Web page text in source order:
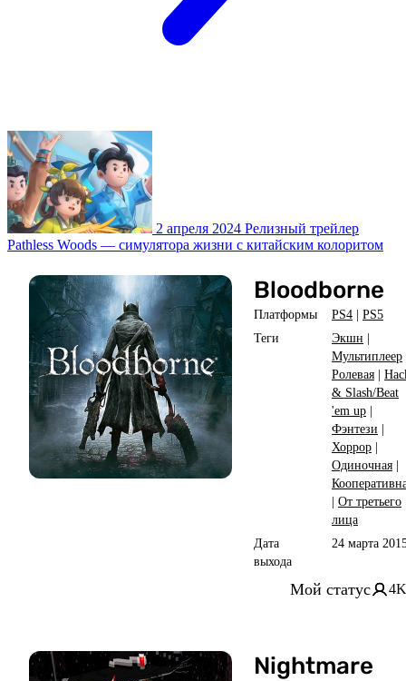
2 апреля 2024 Релизный трейлер
Pathless Woods — симулятора жизни с китайским колоритом
Bloodborne
Платформы PS4 | PS5
Теги
Экшн |
Мультиплеер
Ролевая |
& Slash/Beat
'em up |
Фэнтези |
Хоррор |
Одиночная |
| От третьего
лица
Дата
выхода
24 марта
Мой статус 4K
Nightmare